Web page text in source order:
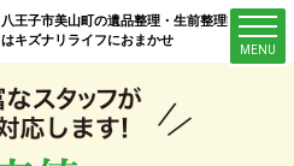
八王子市美山町の遺品整理・生前整理業者
はキズナリライフにおまかせ